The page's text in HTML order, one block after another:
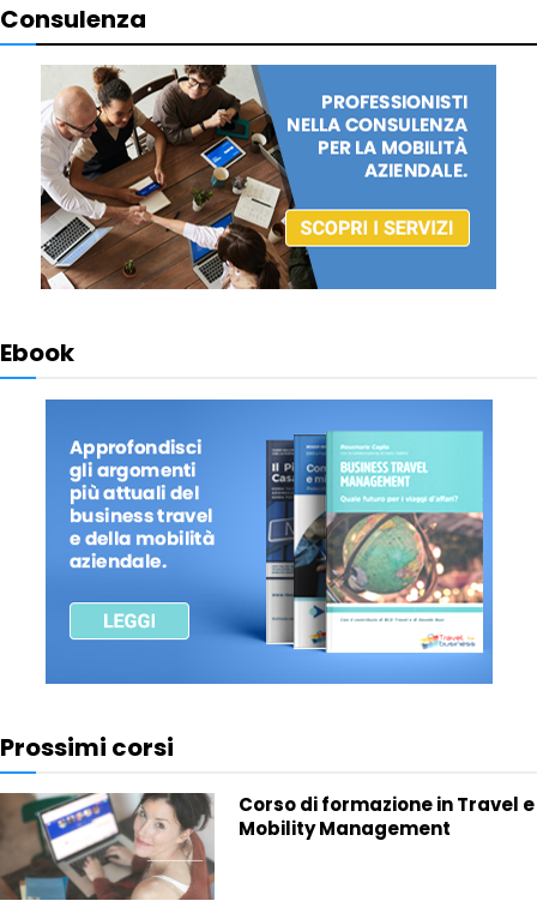
Consulenza
Ebook
Prossimi corsi
Corso di formazione in Travel e
Mobility Management